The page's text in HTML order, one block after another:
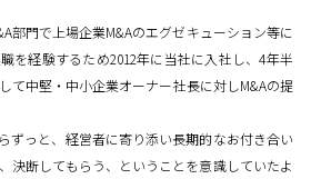
部門で上場企業M&Aのエグゼキューション等に
を経験するため2012年に当社に入社し、4年半
て中堅・中小企業オーナー社長に対しM&Aの提
ずっと、経営者に寄り添い長期的なお付き合い
決断してもらう、ということを意識していたよ